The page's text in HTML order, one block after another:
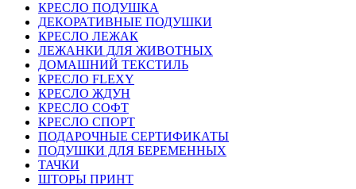
КРЕСЛО ПОДУШКА
ДЕКОРАТИВНЫЕ ПОДУШКИ
КРЕСЛО ЛЕЖАК
ЛЕЖАНКИ ДЛЯ ЖИВОТНЫХ
ДОМАШНИЙ ТЕКСТИЛЬ
КРЕСЛО FLEXY
КРЕСЛО ЖДУН
КРЕСЛО СОФТ
КРЕСЛО СПОРТ
ПОДАРОЧНЫЕ СЕРТИФИКАТЫ
ПОДУШКИ ДЛЯ БЕРЕМЕННЫХ
ТАЧКИ
ШТОРЫ ПРИНТ